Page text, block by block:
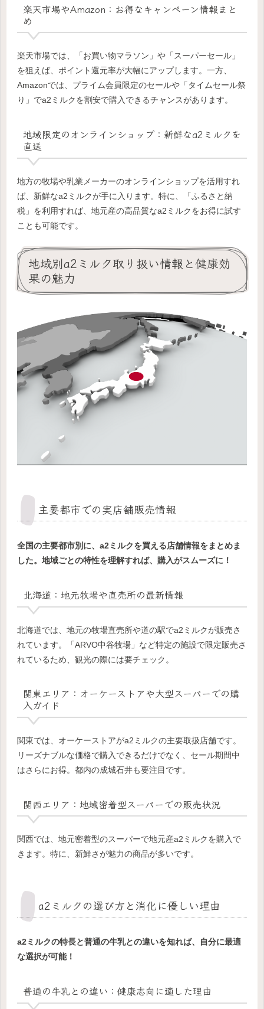
楽天市場やAmazon：お得なキャンペーン情報まと
め
楽天市場では、「お買い物マラソン」や「スーパーセール」
を狙えば、ポイント還元率が大幅にアップします。一方、
Amazonでは、プライム会員限定のセールや「タイムセール祭
り」でa2ミルクを割安で購入できるチャンスがあります。
地域限定のオンラインショップ：新鮮なa2ミルクを
直送
地方の牧場や乳業メーカーのオンラインショップを活用すれ
ば、新鮮なa2ミルクが手に入ります。特に、「ふるさと納
税」を利用すれば、地元産の高品質なa2ミルクをお得に試す
ことも可能です。
地域別a2ミルク取り扱い情報と健康効
果の魅力
主要都市での実店舗販売情報
全国の主要都市別に、a2ミルクを買える店舗情報をまとめま
した。地域ごとの特性を理解すれば、購入がスムーズに！
北海道：地元牧場や直売所の最新情報
北海道では、地元の牧場直売所や道の駅でa2ミルクが販売さ
れています。「ARVO中谷牧場」など特定の施設で限定販売さ
れているため、観光の際には要チェック。
関東エリア：オーケーストアや大型スーパーでの購
入ガイド
関東では、オーケーストアがa2ミルクの主要取扱店舗です。
リーズナブルな価格で購入できるだけでなく、セール期間中
はさらにお得。都内の成城石井も要注目です。
関西エリア：地域密着型スーパーでの販売状況
関西では、地元密着型のスーパーで地元産a2ミルクを購入で
きます。特に、新鮮さが魅力の商品が多いです。
a2ミルクの選び方と消化に優しい理由
a2ミルクの特長と普通の牛乳との違いを知れば、自分に最適
な選択が可能！
普通の牛乳との違い：健康志向に適した理由